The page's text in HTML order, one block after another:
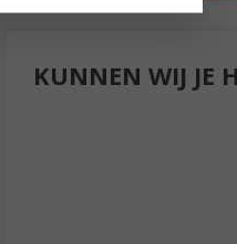
KUNNEN WIJ JE